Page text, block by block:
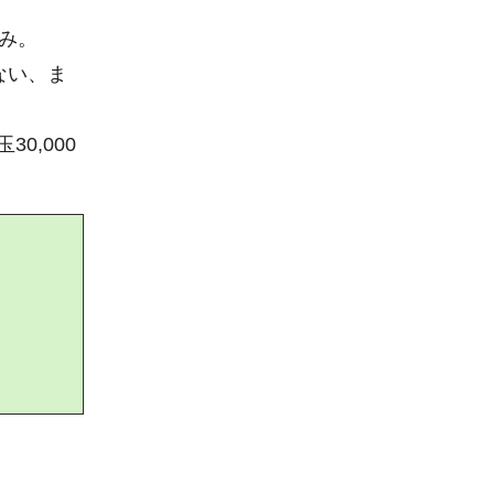
。
、ま
30,000